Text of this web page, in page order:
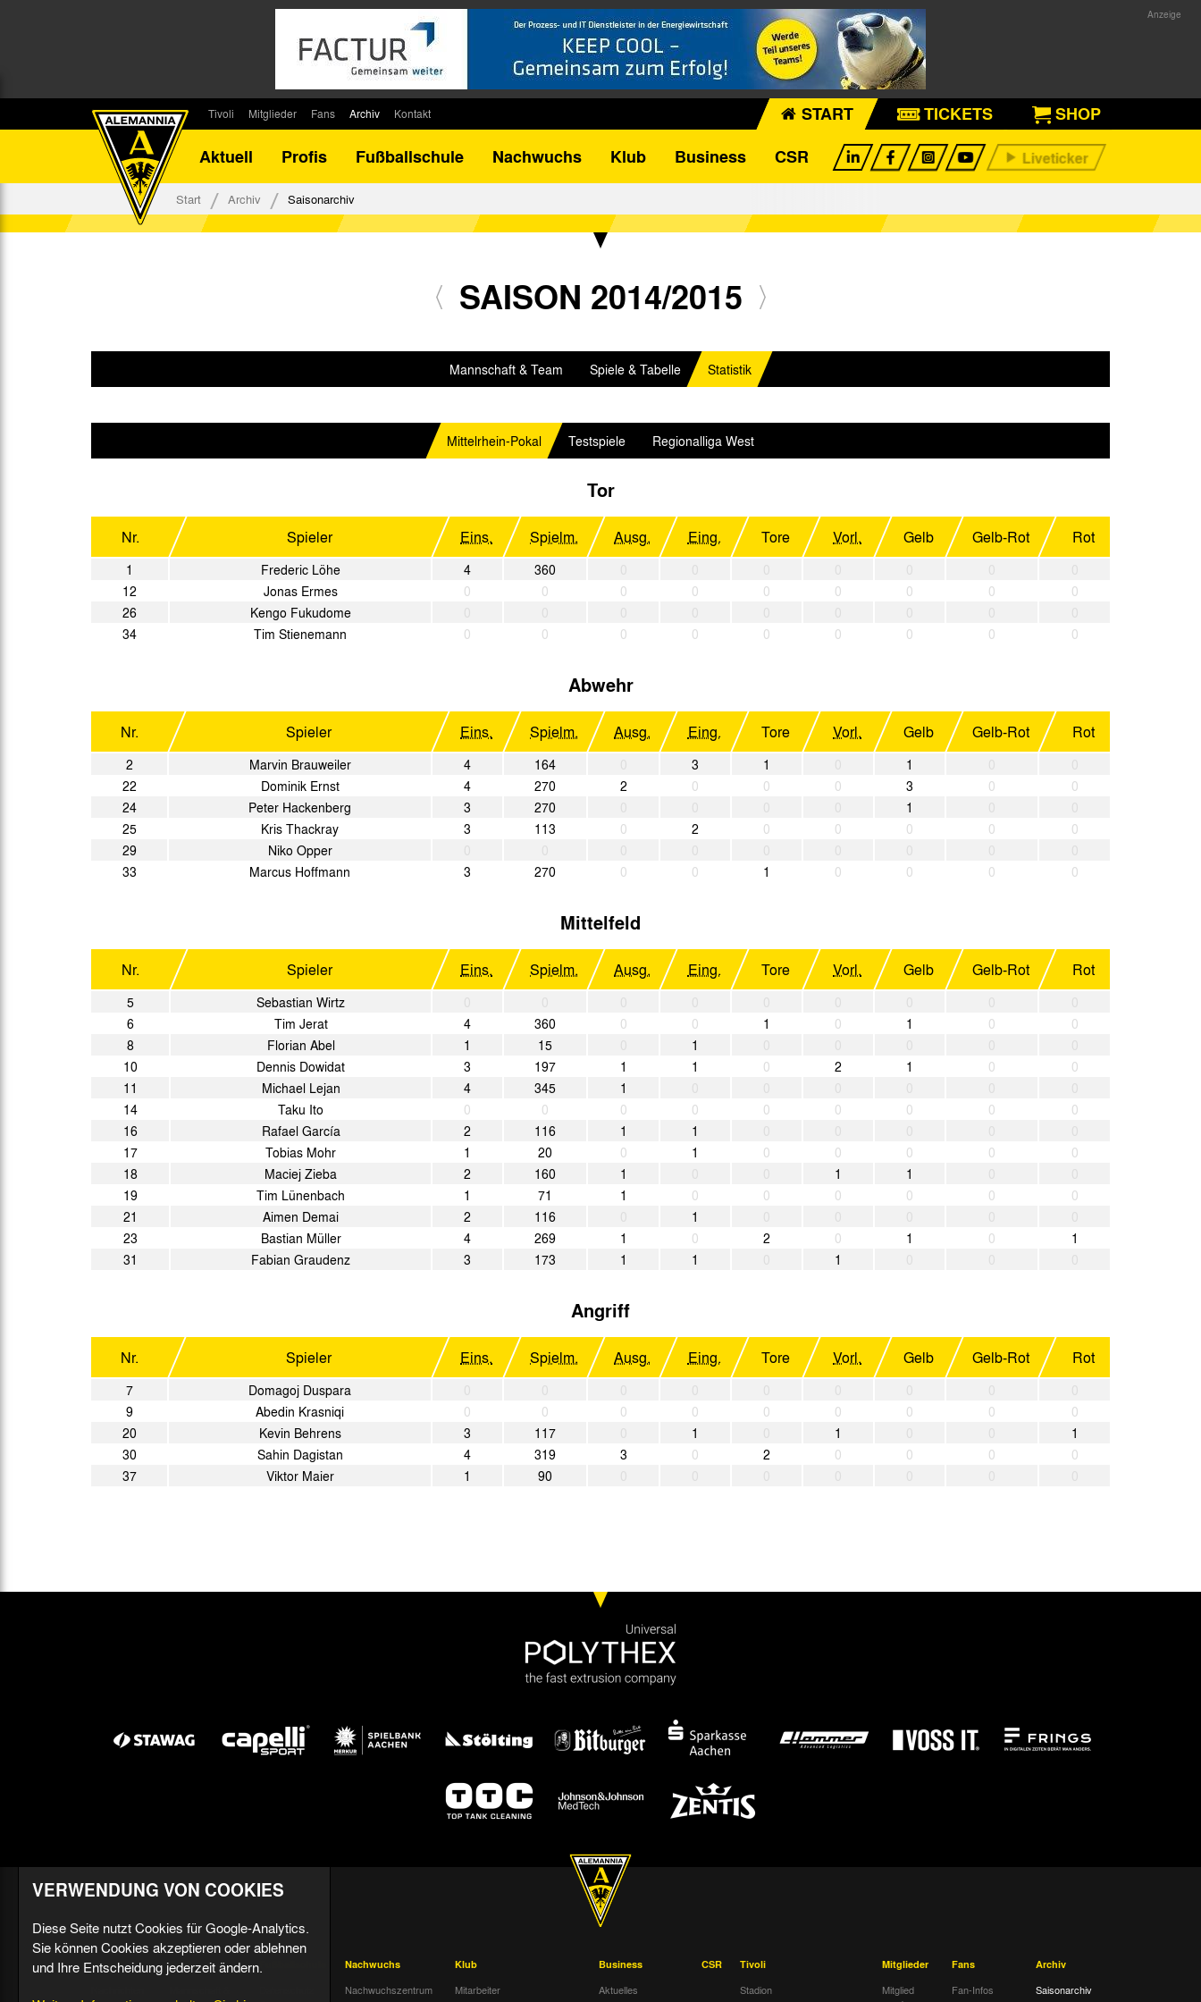
Tivoli
Stadionsprecher
Stadiongaststätte Klömpchensklub
Mitglieder
Kontakt
Fans
Fanbeirat
Fan-Klubs
Archiv
Bilanz DFB-Pokal
Kontakt START TICKETS
SHOP
Aktuell
Profis Fußballschule Nachwuchs Klub Business CSR
Start Archiv Saisonarchiv
SAISON 2014/2015
Mannschaft & Team Spiele & Tabelle Statistik
Mittelrhein-Pokal Testspiele Regionalliga West
Tor
Nr. Spieler Eins. Spielm. Ausg. Eing. Tore Vorl. Gelb Gelb-Rot Rot
1 Frederic Löhe 4 360
12
Jonas Ermes 0 0 0 0 0 0 0 0
0
26
Kengo Fukudome
34
Tim Stienemann 0 0 0 0 0 0 0 0 0
Abwehr
Nr. Spieler Eins. Spielm. Ausg. Eing. Tore Vorl. Gelb Gelb-Rot Rot
2 Marvin Brauweiler 4 164 3 1 1
22
Dominik Ernst 4 270 2 0 0 0 3 0
0
24
Peter Hackenberg 3 270 1
25
Kris Thackray 3 113 0 2 0 0 0 0
0
29
Niko Opper
33
Marcus Hoffmann 3 270 0 0 1 0 0 0 0
Mittelfeld
Nr. Spieler Eins. Spielm. Ausg. Eing. Tore Vorl. Gelb Gelb-Rot Rot
5 Sebastian Wirtz
6
Tim Jerat 4 360 0 0 1 0 1 0
0
8
Florian Abel 1 15 1
10
Dennis Dowidat 3 197 1 1 0 2 1 0
0
11
Michael Lejan 4 345 1
14
Taku Ito 0 0 0 0 0 0 0 0
0
16
Rafael García 2 116 1 1
17
Tobias Mohr 1 20 0 1 0 0 0 0
0
18
Maciej Zieba 2 160 1 1 1
19
Tim Lünenbach 1 71 1 0 0 0 0 0
0
21
Aimen Demai 2 116 1
23
Bastian Müller 4 269 1 0 2 0 1 0
1
31
Fabian Graudenz 3 173 1 1 1
Angriff
Nr. Spieler Eins. Spielm. Ausg. Eing. Tore Vorl. Gelb Gelb-Rot Rot
7 Domagoj Duspara
9
Abedin Krasniqi 0 0 0 0 0 0 0 0
0
20
Kevin Behrens 3 117 1 1
1
30
Sahin Dagistan 4 319 3 0 2 0 0 0
0
37
Viktor Maier 1 90
Aktuell
Profis
Nachwuchs
Nachwuchszentrum
Klub
Mitarbeiter
Business
Aktuelles
CSR
Tivoli
Stadion
Mitglieder
Mitglied
Fans
Fan-Infos
Archiv
Saisonarchiv
VERWENDUNG VON COOKIES
Diese Seite nutzt Cookies für Google-Analytics.
Sie können Cookies akzeptieren oder ablehnen
und Ihre Entscheidung jederzeit ändern.